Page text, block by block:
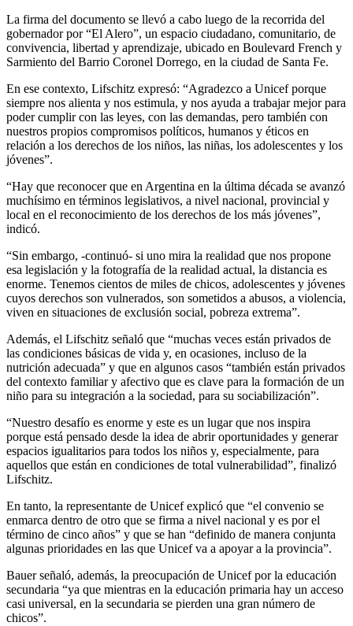
La firma del documento se llevó a cabo luego de la recorrida del
gobernador por “El Alero”, un espacio ciudadano, comunitario, de
convivencia, libertad y aprendizaje, ubicado en Boulevard French y
Sarmiento del Barrio Coronel Dorrego, en la ciudad de Santa Fe.
En ese contexto, Lifschitz expresó: “Agradezco a Unicef porque
siempre nos alienta y nos estimula, y nos ayuda a trabajar mejor para
poder cumplir con las leyes, con las demandas, pero también con
nuestros propios compromisos políticos, humanos y éticos en
relación a los derechos de los niños, las niñas, los adolescentes y los
jóvenes”.
“Hay que reconocer que en Argentina en la última década se avanzó
muchísimo en términos legislativos, a nivel nacional, provincial y
local en el reconocimiento de los derechos de los más jóvenes”,
indicó.
“Sin embargo, -continuó- si uno mira la realidad que nos propone
esa legislación y la fotografía de la realidad actual, la distancia es
enorme. Tenemos cientos de miles de chicos, adolescentes y jóvenes
cuyos derechos son vulnerados, son sometidos a abusos, a violencia,
viven en situaciones de exclusión social, pobreza extrema”.
Además, el Lifschitz señaló que “muchas veces están privados de
las condiciones básicas de vida y, en ocasiones, incluso de la
nutrición adecuada” y que en algunos casos “también están privados
del contexto familiar y afectivo que es clave para la formación de un
niño para su integración a la sociedad, para su sociabilización”.
“Nuestro desafío es enorme y este es un lugar que nos inspira
porque está pensado desde la idea de abrir oportunidades y generar
espacios igualitarios para todos los niños y, especialmente, para
aquellos que están en condiciones de total vulnerabilidad”, finalizó
Lifschitz.
En tanto, la representante de Unicef explicó que “el convenio se
enmarca dentro de otro que se firma a nivel nacional y es por el
término de cinco años” y que se han “definido de manera conjunta
algunas prioridades en las que Unicef va a apoyar a la provincia”.
Bauer señaló, además, la preocupación de Unicef por la educación
secundaria “ya que mientras en la educación primaria hay un acceso
casi universal, en la secundaria se pierden una gran número de
chicos”.